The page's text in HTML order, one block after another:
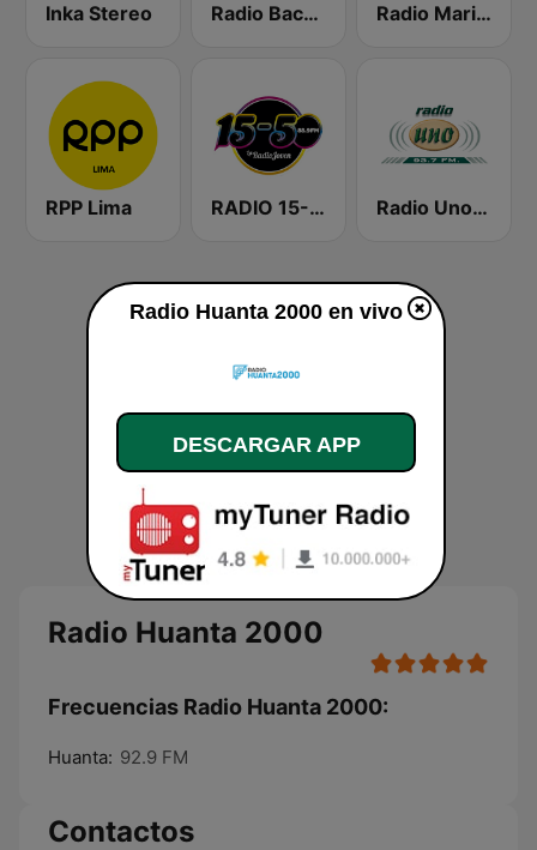
Inka Stereo Radio Bacan Sat Radio Maria Perú
RPP Lima RADIO 15-50 Radio Uno 93.7 FM
Radio Huanta 2000
Frecuencias Radio Huanta 2000:
Huanta: 92.9 FM
Contactos
Radio Huanta 2000 en vivo
DESCARGAR APP